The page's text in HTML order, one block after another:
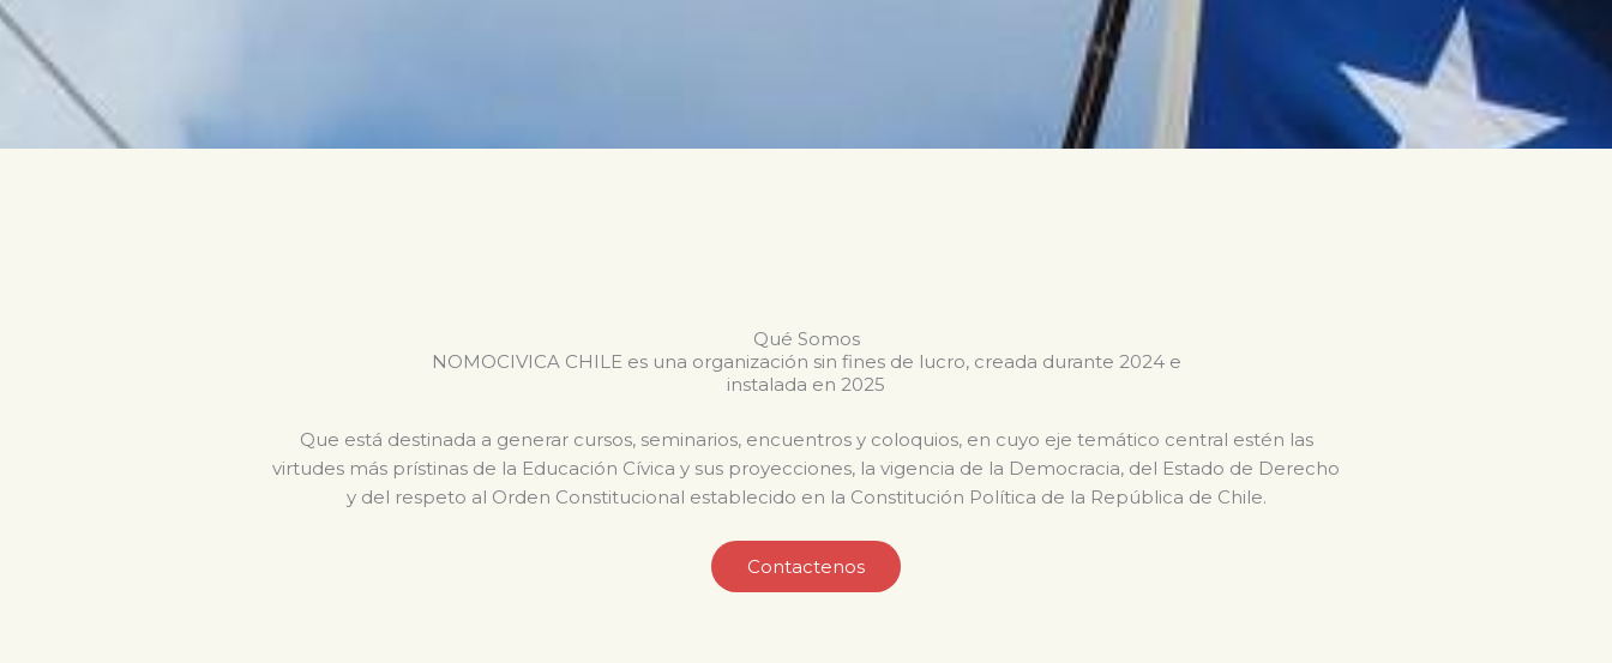
Qué Somos
NOMOCIVICA CHILE es una organización sin fines de lucro, creada durante 2024 e
instalada en 2025
Que está destinada a generar cursos, seminarios, encuentros y coloquios, en cuyo eje temático central estén las
virtudes más prístinas de la Educación Cívica y sus proyecciones, la vigencia de la Democracia, del Estado de Derecho
y del respeto al Orden Constitucional establecido en la Constitución Política de la República de Chile.
Contactenos